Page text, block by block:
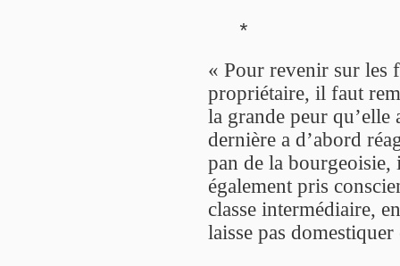
*
« Pour revenir sur les
propriétaire, il faut
la grande peur qu’elle
dernière a d’abord
pan de la
également pris
classe intermédiaire,
laisse pas domestiquer